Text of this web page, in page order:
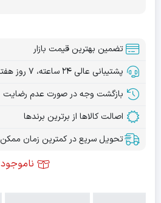
تضمین بهترین قیمت بازار
پشتیبانی عالی ۲۴ ساعته، ۷ روز هفته
بازگشت وجه در صورت عدم رضایت
اصالت کالاها از برترین برندها
تحویل سریع در کمترین زمان ممکن
ناموجود